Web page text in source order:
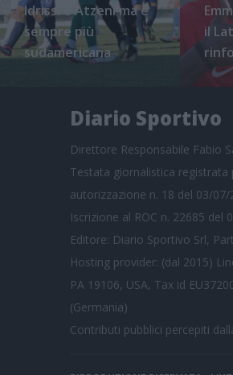
Idrissi e Atzeni ma è
sempre più
sudamericana
il
Diario Sportivo
Direttore Responsabile Fabio
Testata giornalistica registrata
autorizzazione n. 18 del 03/07/
Iscrizione al ROC n. 22685 del
Editore: Diario Sportivo Srl,
Hosting provider: (dal 2015)
PA 19106, USA, Tax id
(Germania)
Contributi pubblici percepiti